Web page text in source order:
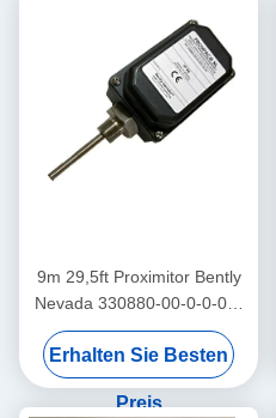
9m 29,5ft Proximitor Bently
Nevada 330880-00-0-0-03-
02 PROXPAC
Näherungsumwandlermontage
Erhalten Sie Besten
Preis